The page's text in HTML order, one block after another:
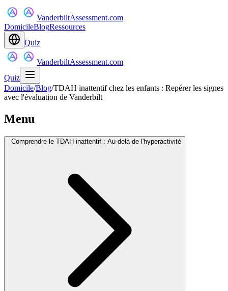
VanderbiltAssessment.com
DomicileBlogRessources
Quiz
VanderbiltAssessment.com
Quiz
Domicile/Blog/TDAH inattentif chez les enfants : Repérer les signes
avec l'évaluation de Vanderbilt
Menu
Comprendre le TDAH inattentif : Au-delà de l'hyperactivité